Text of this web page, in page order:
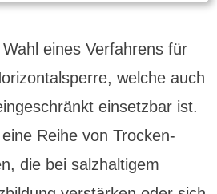
eines Verfahrens für
welche auch
ein­setz­bar ist.
Reihe von Trocken­
die bei salz­hal­tigem